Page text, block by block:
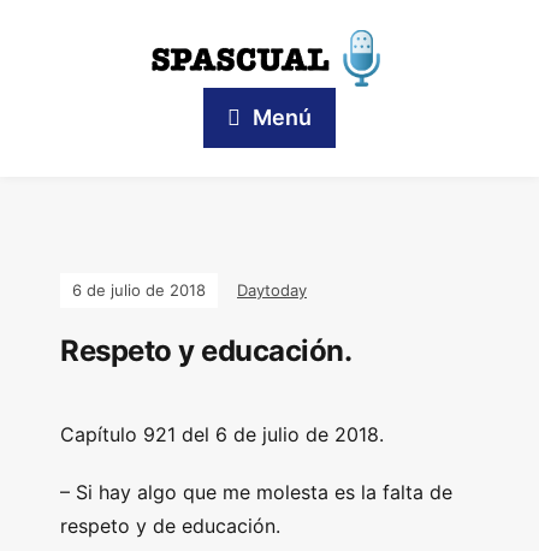
Menú
6 de julio de 2018 Daytoday
Respeto y educación.
Capítulo 921 del 6 de julio de 2018.
– Si hay algo que me molesta es la falta de
respeto y de educación.